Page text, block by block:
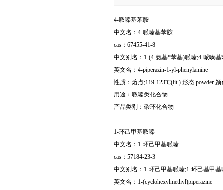
4-哌嗪基苯胺
中文名：4-哌嗪基苯胺
cas：67455-41-8
中文别名：1-(4-氨基*苯基)哌嗪;4-哌嗪基
英文名：4-piperazin-1-yl-phenylamine
性质：熔点;119-123℃(lit.) 形态 powder 颜
用途：哌嗪类化合物
产品类别：杂环化合物
1-环己甲基哌嗪
中文名：1-环己甲基哌嗪
cas：57184-23-3
中文别名：1-环己甲基哌嗪;1-环己基甲
英文名：1-(cyclohexylmethyl)piperazine